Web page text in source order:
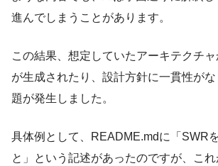
進んでしまうことがあります。
この結果、想定していたアーキテクチ
が生成されたり、設計方針に一貫性が
題が発生しました。
具体例として、README.mdに「SWR
と」という記述があったのですが、こ